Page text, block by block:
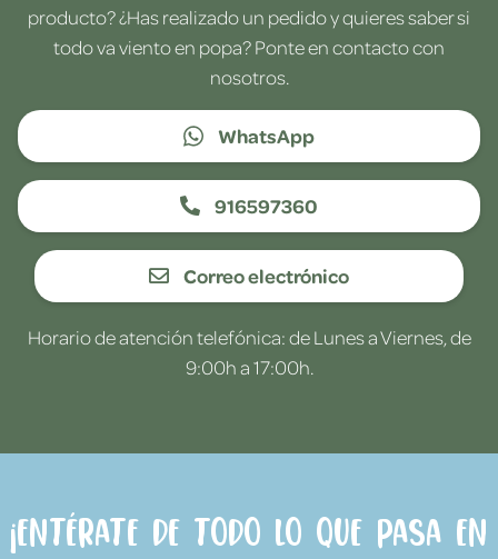
producto? ¿Has realizado un pedido y quieres saber si
todo va viento en popa? Ponte en contacto con
nosotros.
WhatsApp
916597360
Correo electrónico
Horario de atención telefónica: de Lunes a Viernes, de
9:00h a 17:00h.
¡Entérate de todo lo que pasa en